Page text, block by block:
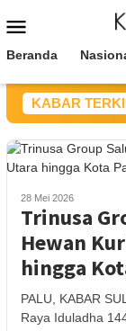
ke
Mobile
Beranda
KABAR
ESDM
28 Mei 2026
Trinusa
Hewan
hingga
PALU, KABAR
Raya Iduladha